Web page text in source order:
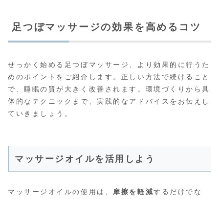
足つぼマッサージの効果を高めるコツ
せっかく始める足つぼマッサージ、より効果的に行うた
めのポイントをご紹介します。正しい方法で続けること
で、睡眠の質が大きく改善されます。環境づくりから具
体的なテクニックまで、実践的なアドバイスをお伝えし
ていきましょう。
マッサージオイルを活用しよう
マッサージオイルの使用は、 摩擦を軽減するだけでな